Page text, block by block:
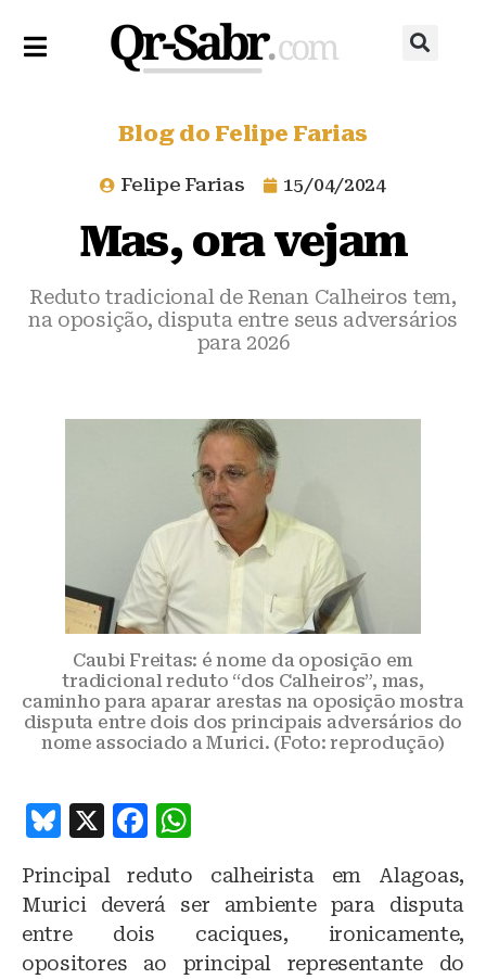
Blog do Felipe Farias
Felipe Farias 15/04/2024
Mas, ora vejam
Reduto tradicional de Renan Calheiros tem,
na oposição, disputa entre seus adversários
para 2026
Caubi Freitas: é nome da oposição em
tradicional reduto “dos Calheiros”, mas,
caminho para aparar arestas na oposição mostra
disputa entre dois dos principais adversários do
nome associado a Murici. (Foto: reprodução)
B
e
s
k
X
F
c
e
b
at
s
A
Principal reduto calheirista em Alagoas,
Murici deverá ser ambiente para disputa
entre dois caciques, ironicamente,
opositores ao principal representante do